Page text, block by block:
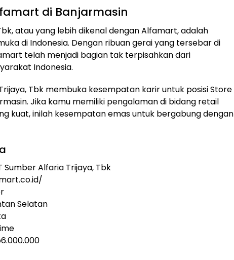
di Banjarmasin
atau yang lebih dikenal dengan Alfamart, adalah
di Indonesia. Dengan ribuan gerai yang tersebar di
telah menjadi bagian tak terpisahkan dari
Indonesia.
Tbk membuka kesempatan karir untuk posisi Store
Jika kamu memiliki pengalaman di bidang retail
kuat, inilah kesempatan emas untuk bergabung dengan
Sumber Alfaria Trijaya, Tbk
Selatan
6.000.000